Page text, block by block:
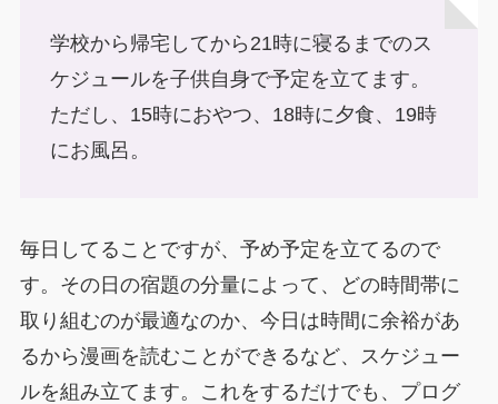
学校から帰宅してから21時に寝るまでのス
ケジュールを子供自身で予定を立てます。
ただし、15時におやつ、18時に夕食、19時
にお風呂。
毎日してることですが、予め予定を立てるので
す。その日の宿題の分量によって、どの時間帯に
取り組むのが最適なのか、今日は時間に余裕があ
るから漫画を読むことができるなど、スケジュー
ルを組み立てます。これをするだけでも、プログ